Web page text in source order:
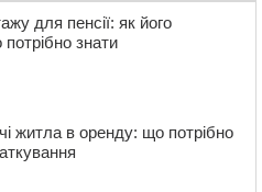
масштабна пожежа
для пенсії: як його
знати
житла в оренду: що потрібно